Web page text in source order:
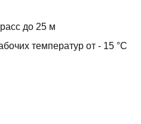
до 25 м
температур от - 15 °С